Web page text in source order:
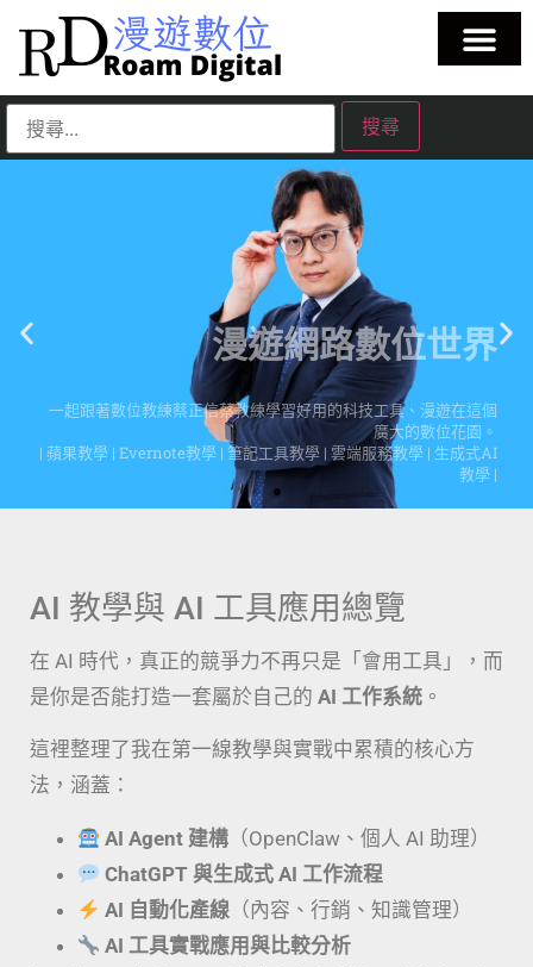
漫遊網路數位世界
一起跟著數位教練蔡正信蔡教練學習好用的科技工具、漫遊在這個
廣大的數位花園。
| 蘋果教學 | Evernote教學 | 筆記工具教學 | 雲端服務教學 | 生成式AI
教學 |
點擊這裡
AI 教學與 AI 工具應用總覽
在 AI 時代，真正的競爭力不再只是「會用工具」，而
是你是否能打造一套屬於自己的 AI 工作系統 。
這裡整理了我在第一線教學與實戰中累積的核心方
法，涵蓋：
AI Agent 建構 （OpenClaw、個人 AI 助理）
ChatGPT 與生成式 AI 工作流程
AI 自動化產線 （內容、行銷、知識管理）
AI 工具實戰應用與比較分析